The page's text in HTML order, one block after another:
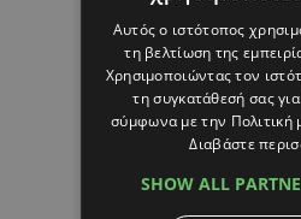
Αυτός ο ιστότοπος
τη βελτίωση της
Χρησιμοποιώντας τον
τη συγκατάθεσή σας
σύμφωνα με την Πολιτική
Διαβάστε
SHOW ALL